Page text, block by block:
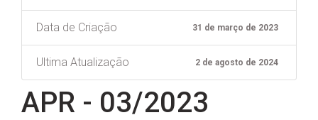
Data de Criação 31 de março de 2023
Ultima Atualização 2 de agosto de 2024
APR - 03/2023